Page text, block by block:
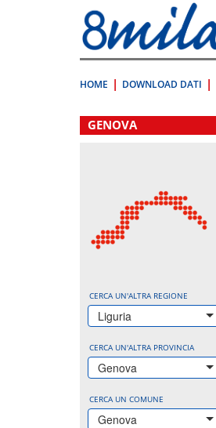
direttamente
a:
Contenuto
HOME DOWNLOAD DATI
.
GENOVA
CERCA UN'ALTRA REGIONE
Liguria
CERCA UN'ALTRA PROVINCIA
Genova
CERCA UN COMUNE
Genova